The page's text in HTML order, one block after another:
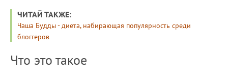
ЧИТАЙ ТАКЖЕ:
Чаша Будды - диета, набирающая популярность среди
блоггеров
Что это такое